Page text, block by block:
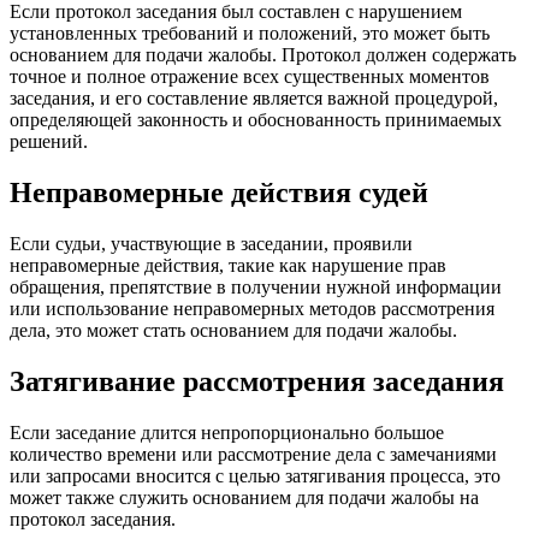
Если протокол заседания был составлен с нарушением
установленных требований и положений, это может быть
основанием для подачи жалобы. Протокол должен содержать
точное и полное отражение всех существенных моментов
заседания, и его составление является важной процедурой,
определяющей законность и обоснованность принимаемых
решений.
Неправомерные действия судей
Если судьи, участвующие в заседании, проявили
неправомерные действия, такие как нарушение прав
обращения, препятствие в получении нужной информации
или использование неправомерных методов рассмотрения
дела, это может стать основанием для подачи жалобы.
Затягивание рассмотрения заседания
Если заседание длится непропорционально большое
количество времени или рассмотрение дела с замечаниями
или запросами вносится с целью затягивания процесса, это
может также служить основанием для подачи жалобы на
протокол заседания.